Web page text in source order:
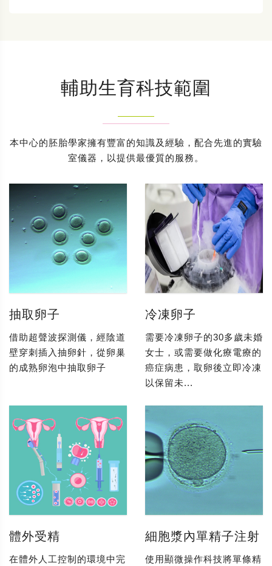
輔助生育科技範圍
本中心的胚胎學家擁有豐富的知識及經驗，配合先進的實驗
室儀器，以提供最優質的服務。
抽取卵子
借助超聲波探測儀，經陰道
壁穿刺插入抽卵針，從卵巢
的成熟卵泡中抽取卵子
冷凍卵子
需要冷凍卵子的30多歲未婚
女士，或需要做化療電療的
癌症病患，取卵後立即冷凍
以保留未...
體外受精
在體外人工控制的環境中完
細胞漿內單精子注射
使用顯微操作科技將單條精